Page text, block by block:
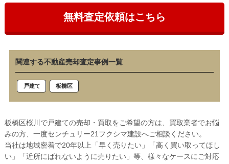
無料査定依頼はこちら
関連する不動産売却査定事例一覧
戸建て 板橋区
板橋区桜川で戸建ての売却・買取をご希望の方は、買取業者でお悩
みの方、一度センチュリー21フクシマ建設へご相談ください。
当社は地域密着で20年以上「早く売りたい」「高く買い取ってほし
い」「近所にばれないように売りたい」等、様々なケースにご対応